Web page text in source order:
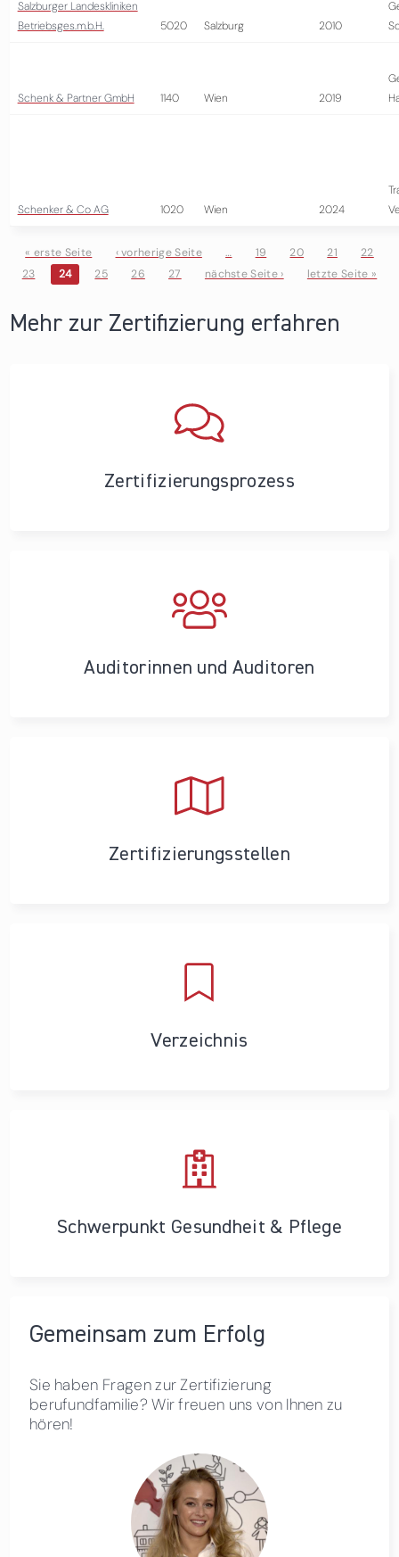
Salzburger Landeskliniken
Betriebsges.m.b.H.
5020 Salzburg 2010
Schenk & Partner GmbH 1140 Wien 2019
Schenker & Co AG 1020 Wien 2024
Seiten
« erste Seite ‹ vorherige Seite … 19 20 21
22
23
24 25 26 27 nächste Seite › letzte Seite »
Mehr zur Zertifizierung erfahren
Zertifizierungs­prozess
Auditorinnen und Auditoren
Zertifizierungs­stellen
Verzeichnis
Schwerpunkt Gesundheit & Pflege
Gemeinsam zum Erfolg
Sie haben Fragen zur Zertifizierung
berufundfamilie? Wir freuen uns von Ihnen zu
hören!